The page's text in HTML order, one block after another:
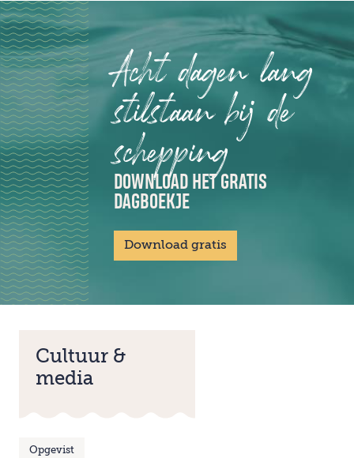
Acht dagen lang
stilstaan bij de
schepping
DOWNLOAD HET GRATIS
DAGBOEKJE
Download gratis
Cultuur &
media
Opgevist